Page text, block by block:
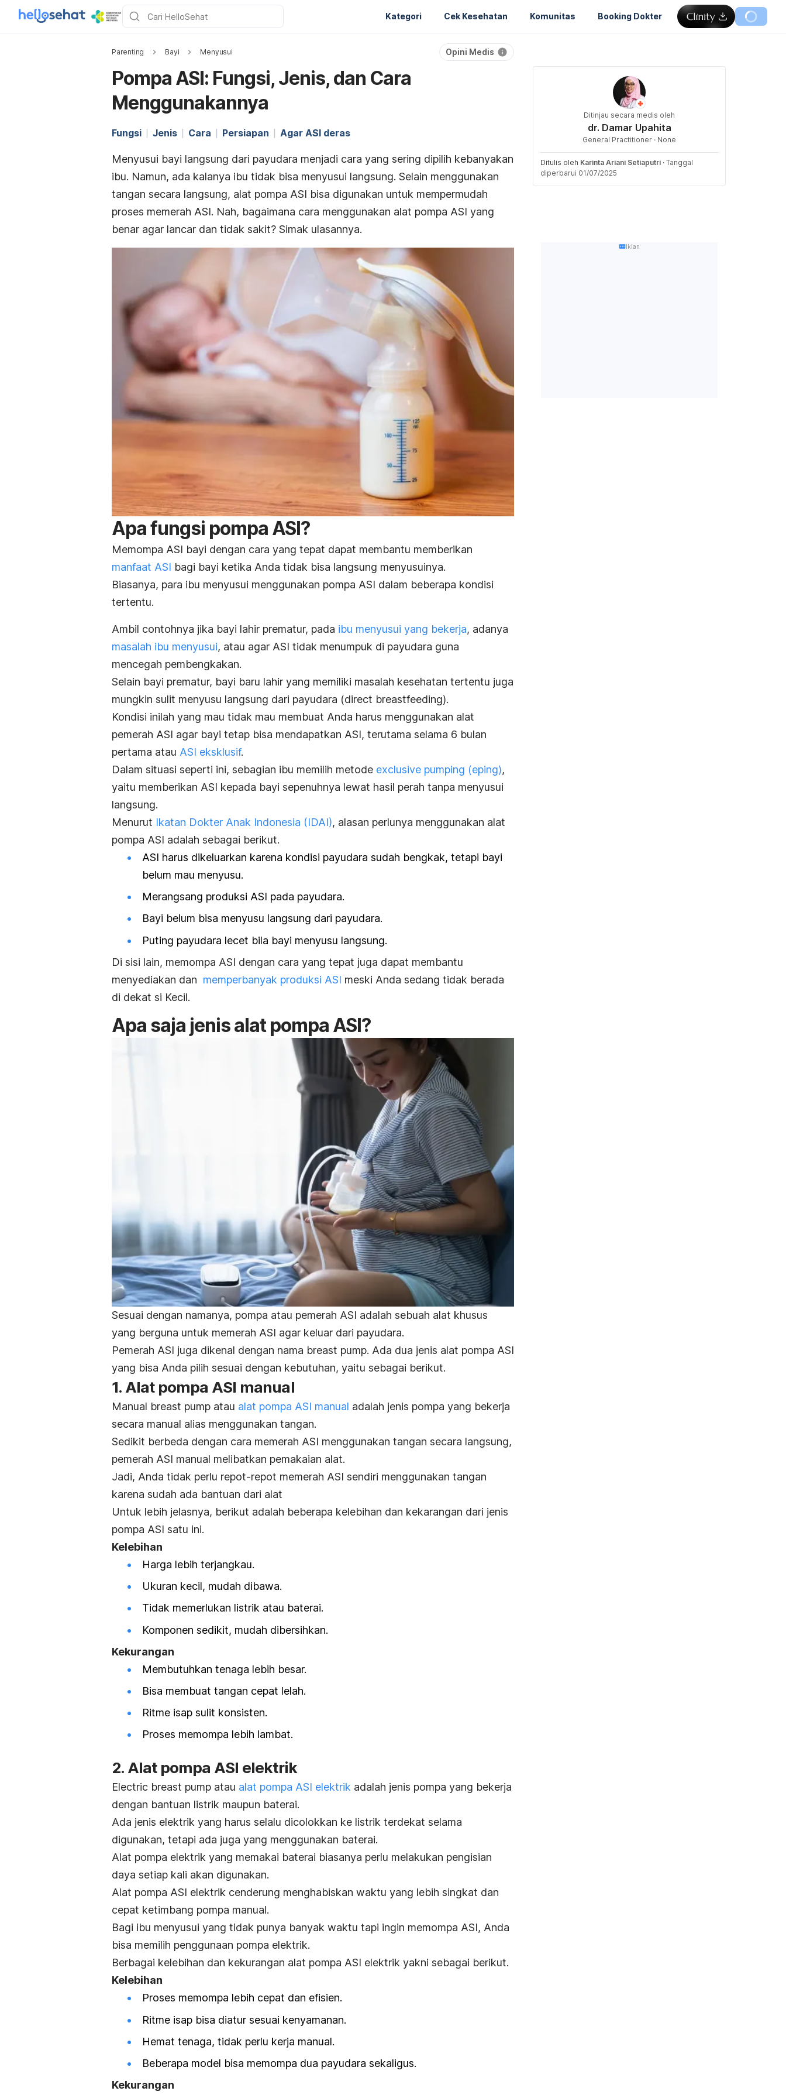
Kategori Cek Kesehatan Komunitas Booking Dokter
Parenting Bayi Menyusui Opini Medis
Pompa ASI: Fungsi, Jenis, dan Cara
Menggunakannya
Fungsi Jenis Cara Persiapan Agar ASI deras
Menyusui bayi langsung dari payudara menjadi cara yang sering dipilih kebanyakan
ibu. Namun, ada kalanya ibu tidak bisa menyusui langsung. Selain menggunakan
tangan secara langsung, alat pompa ASI bisa digunakan untuk mempermudah
proses memerah ASI. Nah, bagaimana cara menggunakan alat pompa ASI yang
benar agar lancar dan tidak sakit? Simak ulasannya.
Apa fungsi pompa ASI?
Memompa ASI bayi dengan cara yang tepat dapat membantu memberikan
manfaat ASI bagi bayi ketika Anda tidak bisa langsung menyusuinya.
Biasanya, para ibu menyusui menggunakan pompa ASI dalam beberapa kondisi
tertentu.
Ambil contohnya jika bayi lahir prematur, pada ibu menyusui yang bekerja, adanya
masalah ibu menyusui, atau agar ASI tidak menumpuk di payudara guna
mencegah pembengkakan.
Selain bayi prematur, bayi baru lahir yang memiliki masalah kesehatan tertentu juga
mungkin sulit menyusu langsung dari payudara (direct breastfeeding).
Kondisi inilah yang mau tidak mau membuat Anda harus menggunakan alat
pemerah ASI agar bayi tetap bisa mendapatkan ASI, terutama selama 6 bulan
pertama atau ASI eksklusif.
Dalam situasi seperti ini, sebagian ibu memilih metode exclusive pumping (eping),
yaitu memberikan ASI kepada bayi sepenuhnya lewat hasil perah tanpa menyusui
langsung.
Menurut Ikatan Dokter Anak Indonesia (IDAI), alasan perlunya menggunakan alat
pompa ASI adalah sebagai berikut.
ASI harus dikeluarkan karena kondisi payudara sudah bengkak, tetapi bayi
belum mau menyusu.
Merangsang produksi ASI pada payudara.
Bayi belum bisa menyusu langsung dari payudara.
Puting payudara lecet bila bayi menyusu langsung.
Di sisi lain, memompa ASI dengan cara yang tepat juga dapat membantu
menyediakan dan memperbanyak produksi ASI meski Anda sedang tidak berada
di dekat si Kecil.
Apa saja jenis alat pompa ASI?
Sesuai dengan namanya, pompa atau pemerah ASI adalah sebuah alat khusus
yang berguna untuk memerah ASI agar keluar dari payudara.
Pemerah ASI juga dikenal dengan nama breast pump. Ada dua jenis alat pompa ASI
yang bisa Anda pilih sesuai dengan kebutuhan, yaitu sebagai berikut.
1. Alat pompa ASI manual
Manual breast pump atau alat pompa ASI manual adalah jenis pompa yang bekerja
secara manual alias menggunakan tangan.
Sedikit berbeda dengan cara memerah ASI menggunakan tangan secara langsung,
pemerah ASI manual melibatkan pemakaian alat.
Jadi, Anda tidak perlu repot-repot memerah ASI sendiri menggunakan tangan
karena sudah ada bantuan dari alat
Untuk lebih jelasnya, berikut adalah beberapa kelebihan dan kekarangan dari jenis
pompa ASI satu ini.
Kelebihan
Harga lebih terjangkau.
Ukuran kecil, mudah dibawa.
Tidak memerlukan listrik atau baterai.
Komponen sedikit, mudah dibersihkan.
Kekurangan
Membutuhkan tenaga lebih besar.
Bisa membuat tangan cepat lelah.
Ritme isap sulit konsisten.
Proses memompa lebih lambat.
2. Alat pompa ASI elektrik
Electric breast pump atau alat pompa ASI elektrik adalah jenis pompa yang bekerja
dengan bantuan listrik maupun baterai.
Ada jenis elektrik yang harus selalu dicolokkan ke listrik terdekat selama
digunakan, tetapi ada juga yang menggunakan baterai.
Alat pompa elektrik yang memakai baterai biasanya perlu melakukan pengisian
daya setiap kali akan digunakan.
Alat pompa ASI elektrik cenderung menghabiskan waktu yang lebih singkat dan
cepat ketimbang pompa manual.
Bagi ibu menyusui yang tidak punya banyak waktu tapi ingin memompa ASI, Anda
bisa memilih penggunaan pompa elektrik.
Berbagai kelebihan dan kekurangan alat pompa ASI elektrik yakni sebagai berikut.
Kelebihan
Proses memompa lebih cepat dan efisien.
Ritme isap bisa diatur sesuai kenyamanan.
Hemat tenaga, tidak perlu kerja manual.
Beberapa model bisa memompa dua payudara sekaligus.
Kekurangan
Ditinjau secara medis oleh
dr. Damar Upahita
General Practitioner · None
Ditulis oleh Karinta Ariani Setiaputri · Tanggal
diperbarui 01/07/2025
Iklan